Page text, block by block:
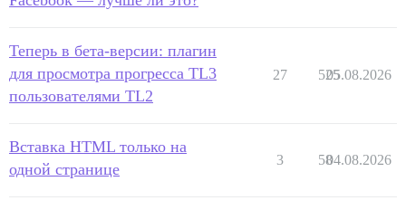
Теперь в бета-версии: плагин
для просмотра прогресса TL3
пользователями TL2
27 525
05.08.2026
Вставка HTML только на
одной странице
3 5804.08.2026